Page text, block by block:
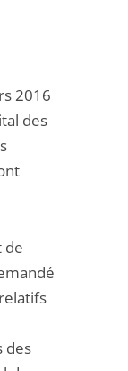
2016
des
de
des